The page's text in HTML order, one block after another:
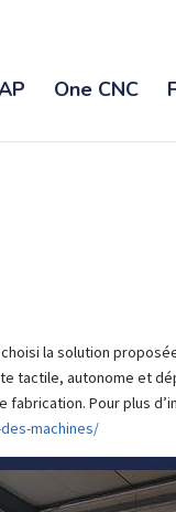
One CNC
choisi la solution
tactile, autonome et
Pour plus
machines/